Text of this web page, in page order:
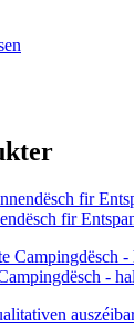
fir
-